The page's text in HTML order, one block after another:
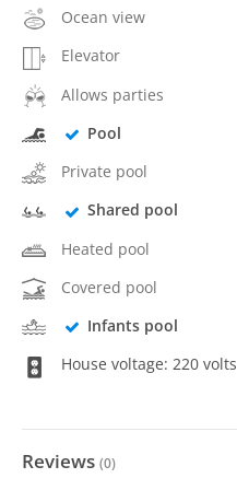
Ocean view
Elevator
Allows parties
Pool
Private pool
Shared pool
Heated pool
Covered pool
Infants pool
House voltage: 220 volts
Reviews (0)